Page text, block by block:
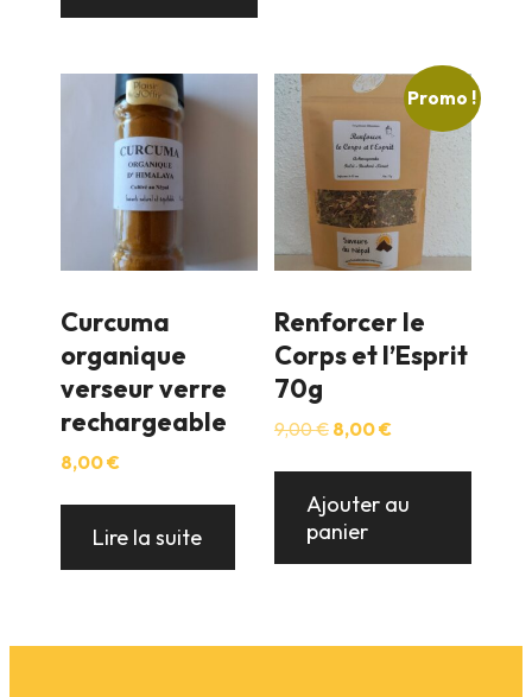
Curcuma
organique
verseur verre
rechargeable
8,00€
Lire la suite
Promo !
Renforcer le
Corps et l’Esprit
70g
9,00€ Le
initial
était :
9,00 €.
8,00€Le
actuel
est :
8,00 €.
Ajouter au
panier